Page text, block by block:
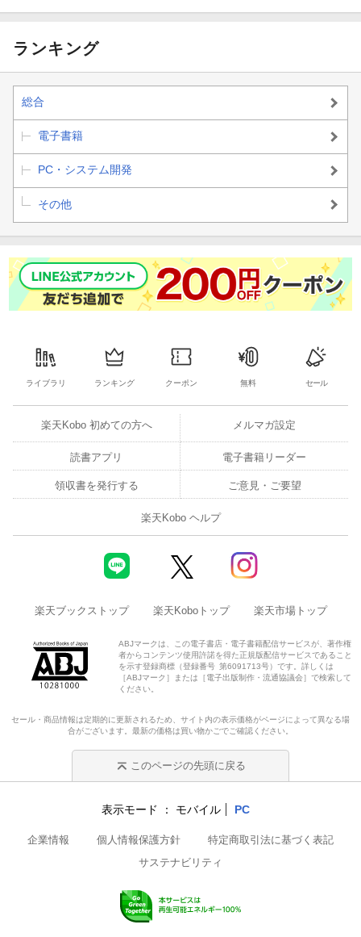
3-4 Storage でオブジェクトのアップロード・ダウンロードを実
装する
トプラクティス
ランキング
総合
電子書籍
PC・システム開発
その他
ライブラリ ランキング クーポン 無料 セール
楽天Kobo 初めての方へ メルマガ設定
読書アプリ 電子書籍リーダー
領収書を発行する ご意見・ご要望
楽天Kobo ヘルプ
楽天ブックストップ 楽天Koboトップ 楽天市場トップ
ABJマークは、この電子書店・電子書籍配信サービスが、著作権
者からコンテンツ使用許諾を得た正規版配信サービスであること
を示す登録商標（登録番号 第6091713号）です。詳しくは
［ABJマーク］または［電子出版制作・流通協議会］で検索して
ください。
セール・商品情報は定期的に更新されるため、サイト内の表示価格がページによって異なる場
合がございます。最新の価格は買い物かごでご確認ください。
このページの先頭に戻る
表示モード モバイル PC
企業情報 個人情報保護方針
特定商取引法に基づく表記
サステナビリティ